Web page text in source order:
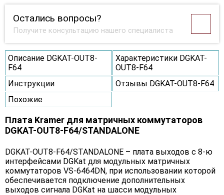
Остались вопросы?
Получите консультацию нашего специалиста
Описание DGKAT-OUT8-
F64
Характеристики DGKAT-
OUT8-F64
Инструкции
Отзывы DGKAT-OUT8-F64
Похожие
Плата Kramer для матричных коммутаторов
DGKAT-OUT8-F64/STANDALONE
DGKAT-OUT8-F64/STANDALONE – плата выходов с 8-ю
интерфейсами DGKat для модульных матричных
коммутаторов VS-6464DN, при использовании которой
обеспечивается подключение дополнительных
выходов сигнала DGKat на шасси модульных